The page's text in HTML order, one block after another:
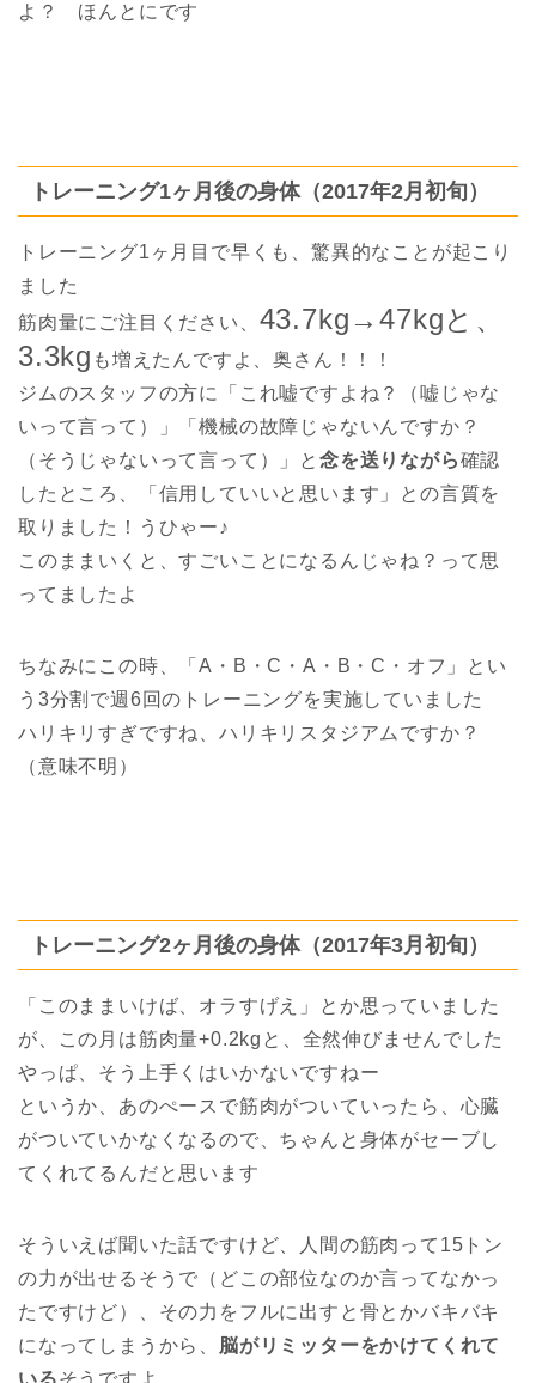
よ？ ほんとにです
トレーニング1ヶ月後の身体（2017年2月初旬）
トレーニング1ヶ月目で早くも、驚異的なことが起こり
ました
筋肉量にご注目ください、 43.7kg→47kgと、
3.3kg も増えたんですよ、奥さん！！！
ジムのスタッフの方に「これ嘘ですよね？（嘘じゃな
いって言って）」「機械の故障じゃないんですか？
（そうじゃないって言って）」と念を送りながら確認
したところ、「信用していいと思います」との言質を
取りました！うひゃー♪
このままいくと、すごいことになるんじゃね？って思
ってましたよ
ちなみにこの時、「A・B・C・A・B・C・オフ」とい
う3分割で週6回のトレーニングを実施していました
ハリキリすぎですね、ハリキリスタジアムですか？
（意味不明）
トレーニング2ヶ月後の身体（2017年3月初旬）
「このままいけば、オラすげえ」とか思っていました
が、この月は筋肉量+0.2kgと、全然伸びませんでした
やっぱ、そう上手くはいかないですねー
というか、あのぺースで筋肉がついていったら、心臓
がついていかなくなるので、ちゃんと身体がセーブし
てくれてるんだと思います
そういえば聞いた話ですけど、人間の筋肉って15トン
の力が出せるそうで（どこの部位なのか言ってなかっ
たですけど）、その力をフルに出すと骨とかバキバキ
になってしまうから、 脳がリミッターをかけてくれて